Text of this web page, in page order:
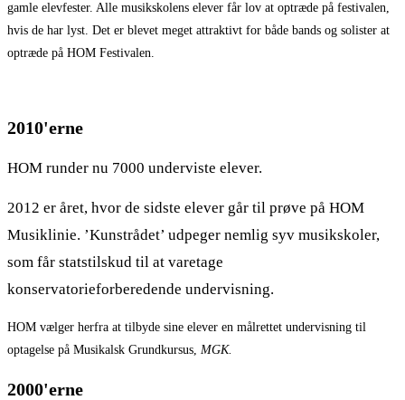
gamle elevfester. Alle musikskolens elever får lov at optræde på festivalen,
hvis de har lyst. Det er blevet meget attraktivt for både bands og solister at
optræde på HOM Festivalen.
2010'erne
HOM runder nu 7000 underviste elever.
2012 er året, hvor de sidste elever går til prøve på HOM
Musiklinie. ’Kunstrådet’ udpeger nemlig syv musikskoler,
som får statstilskud til at varetage
konservatorieforberedende undervisning.
HOM vælger herfra at tilbyde sine elever en målrettet undervisning til
optagelse på Musikalsk Grundkursus, MGK.
2000'erne